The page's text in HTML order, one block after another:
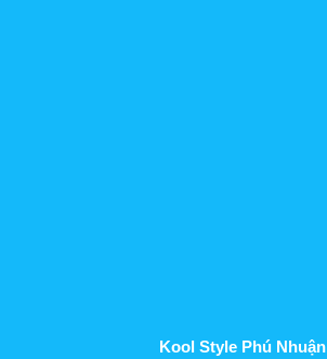
Kool Style Phú Nhuận